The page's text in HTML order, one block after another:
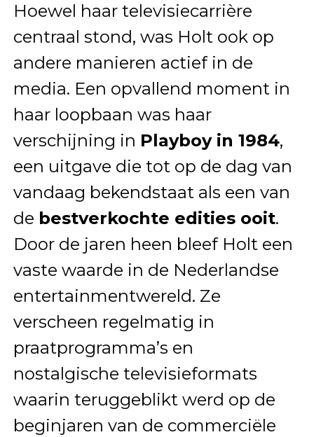
Hoewel haar televisiecarrière
centraal stond, was Holt ook op
andere manieren actief in de
media. Een opvallend moment in
haar loopbaan was haar
verschijning in Playboy in 1984,
een uitgave die tot op de dag van
vandaag bekendstaat als een van
de bestverkochte edities ooit.
Door de jaren heen bleef Holt een
vaste waarde in de Nederlandse
entertainmentwereld. Ze
verscheen regelmatig in
praatprogramma’s en
nostalgische televisieformats
waarin teruggeblikt werd op de
beginjaren van de commerciële